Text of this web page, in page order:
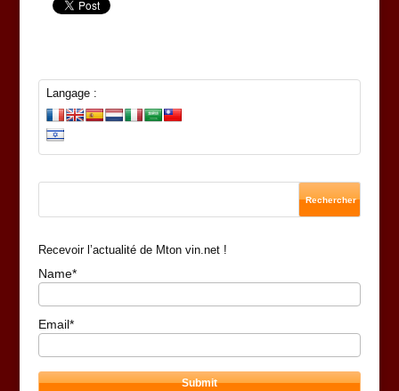
Langage :
Recevoir l’actualité de Mton vin.net !
Name*
Email*